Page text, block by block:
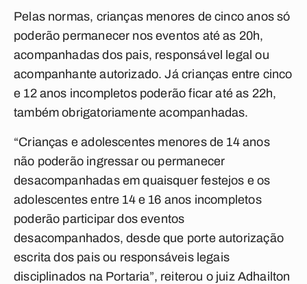
Pelas normas, crianças menores de cinco anos só
poderão permanecer nos eventos até as 20h,
acompanhadas dos pais, responsável legal ou
acompanhante autorizado. Já crianças entre cinco
e 12 anos incompletos poderão ficar até as 22h,
também obrigatoriamente acompanhadas.
“Crianças e adolescentes menores de 14 anos
não poderão ingressar ou permanecer
desacompanhadas em quaisquer festejos e os
adolescentes entre 14 e 16 anos incompletos
poderão participar dos eventos
desacompanhados, desde que porte autorização
escrita dos pais ou responsáveis legais
disciplinados na Portaria”, reiterou o juiz Adhailton